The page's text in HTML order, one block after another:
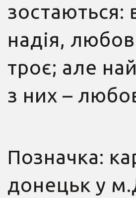
зостаються:
надія,
троє; але
з них –
Позначка:
донецьк у